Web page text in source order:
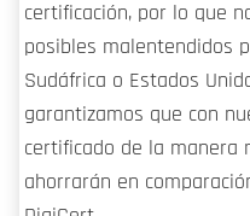
certificación, por lo que
posibles malentendidos
Sudáfrica o Estados
garantizamos que con
certificado de la manera
ahorrarán en